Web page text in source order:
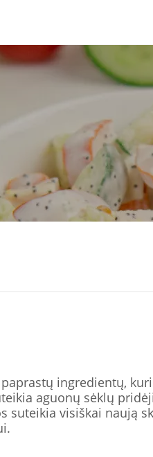
ingredientų,
aguonų sėklų
suteikia visiškai naują